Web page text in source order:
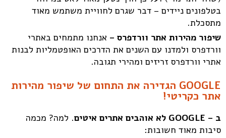
בטלפונים ניידים – דבר שגרם לחוויית משתמש מאוד
מתסכלת.
שיפור מהירות אתר וורדפרס – אנחנו מתמחים באתרי
וורדפרס ולמדנו עם השנים את הדרכים האופטמליות לבנות
אתרי וורדפרס זריזים ומהירי תגובה.
GOOGLE הגדירה את התחום של שיפור מהירות
אתר כקריטי!
ב – GOOGLE לא אוהבים אתרים איטים
. למה? מכמה
סיבות מאוד חשובות: